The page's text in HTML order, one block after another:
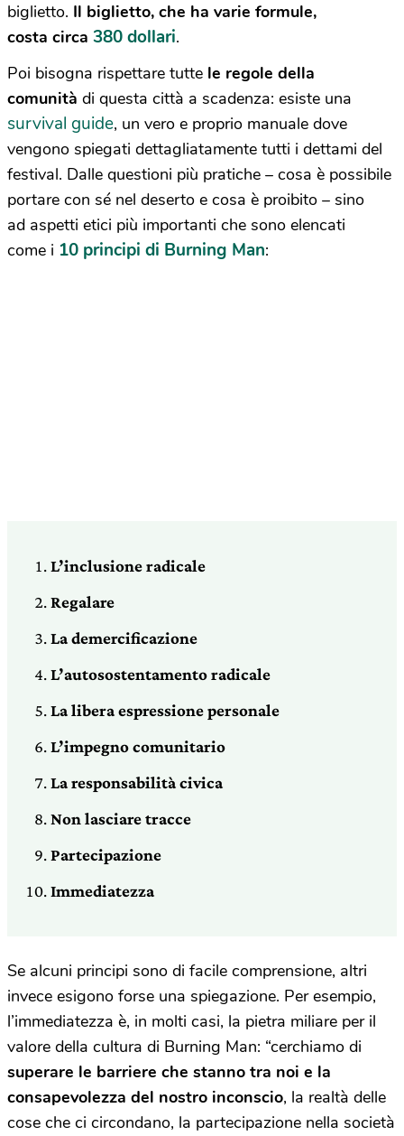
biglietto. Il biglietto, che ha varie formule,
costa circa 380 dollari.
Poi bisogna rispettare tutte le regole della
comunità di questa città a scadenza: esiste una
survival guide, un vero e proprio manuale dove
vengono spiegati dettagliatamente tutti i dettami del
festival. Dalle questioni più pratiche – cosa è possibile
portare con sé nel deserto e cosa è proibito – sino
ad aspetti etici più importanti che sono elencati
come i 10 principi di Burning Man:
L’inclusione radicale
Regalare
La demercificazione
L’autosostentamento radicale
La libera espressione personale
L’impegno comunitario
La responsabilità civica
Non lasciare tracce
Partecipazione
Immediatezza
Se alcuni principi sono di facile comprensione, altri
invece esigono forse una spiegazione. Per esempio,
l’immediatezza è, in molti casi, la pietra miliare per il
valore della cultura di Burning Man: “cerchiamo di
superare le barriere che stanno tra noi e la
consapevolezza del nostro inconscio, la realtà delle
cose che ci circondano, la partecipazione nella società